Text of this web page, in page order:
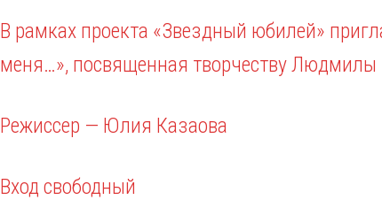
В рамках проекта «Звездный юбилей»
меня…», посвященная творчеству Людмилы
Режиссер — Юлия Казаова
Вход свободный